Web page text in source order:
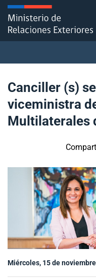
Click acá para ir
Ministerio
Política Exterior
Embajadas y consulados
Servicios ciudadanos
Subsecretaría de
Internacionales
Sala de prensa
Canciller (s)
viceministra
Multilaterales
Miércoles, 15 de